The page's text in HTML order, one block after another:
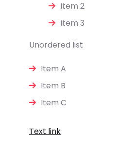
Item 2
Item 3
Unordered list
Item A
Item B
Item C
Text link